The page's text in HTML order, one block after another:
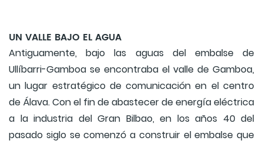
UN VALLE BAJO EL AGUA
Antiguamente, bajo las aguas del embalse de
Ullíbarri-Gamboa se encontraba el valle de Gamboa,
un lugar estratégico de comunicación en el centro
de Álava. Con el fin de abastecer de energía eléctrica
a la industria del Gran Bilbao, en los años 40 del
pasado siglo se comenzó a construir el embalse que